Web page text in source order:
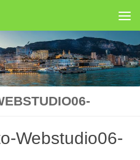
Webstudio06-